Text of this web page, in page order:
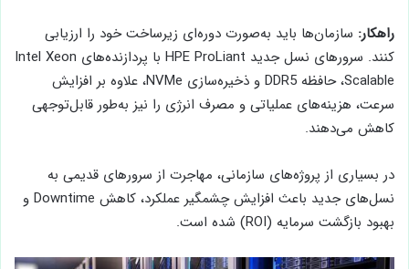
راهکار: سازمان‌ها باید به‌صورت دوره‌ای زیرساخت خود را ارزیابی
کنند. سرورهای نسل جدید HPE ProLiant با پردازنده‌های Intel Xeon
Scalable، حافظه DDR5 و ذخیره‌سازی NVMe، علاوه بر افزایش
سرعت، هزینه‌های عملیاتی و مصرف انرژی را نیز به‌طور قابل‌توجهی
کاهش می‌دهند.
در بسیاری از پروژه‌های سازمانی، مهاجرت از سرورهای قدیمی به
نسل‌های جدید باعث افزایش چشمگیر عملکرد، کاهش Downtime و
بهبود بازگشت سرمایه (ROI) شده است.